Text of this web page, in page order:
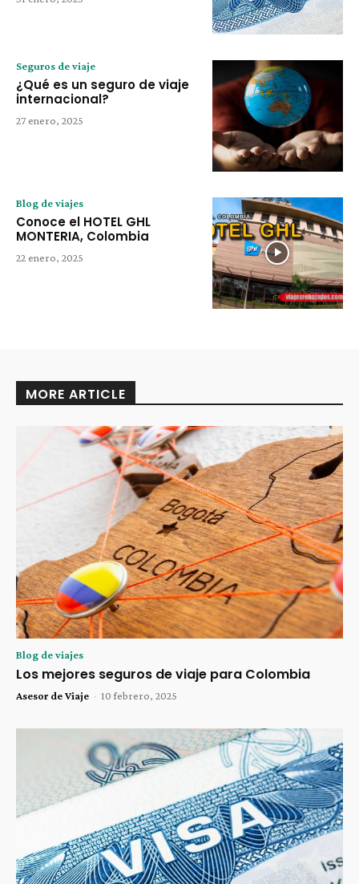
Seguros de viaje
¿Qué es un seguro de viaje
internacional?
27 enero, 2025
Blog de viajes
Conoce el HOTEL GHL
MONTERIA, Colombia
22 enero, 2025
MORE ARTICLE
Blog de viajes
Los mejores seguros de viaje para Colombia
Asesor de Viaje - 10 febrero, 2025